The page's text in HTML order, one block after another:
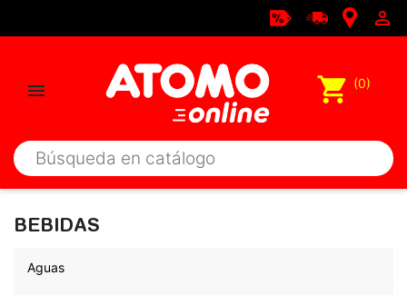

 shopping_cart (0)
BEBIDAS
Aguas